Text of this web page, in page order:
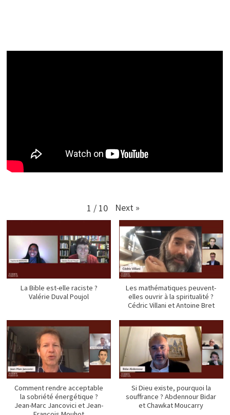
1 / 10 Next »
La Bible est-elle raciste ?
Valérie Duval Poujol
Les mathématiques peuvent-
elles ouvrir à la spiritualité ?
Cédric Villani et Antoine Bret
Comment rendre acceptable
la sobriété énergétique ?
Jean-Marc Jancovici et Jean-
Si Dieu existe, pourquoi la
souffrance ? Abdennour Bidar
et Chawkat Moucarry